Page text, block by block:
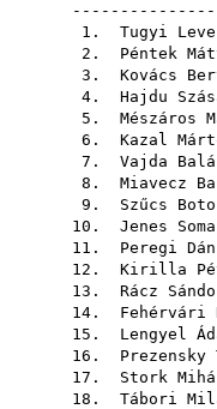
1. Tugyi
2. Péntek
3. Kovács
4. Hajdu
5. Mészáros
6. Kazal
7. Vajda
8. Miavecz
9. Szűcs
10. Jenes Soma
11. Peregi
12. Kirilla
13. Rácz
14. Fehérvári
15. Lengyel
16. Prezensky
17. Stork
18. Tábori